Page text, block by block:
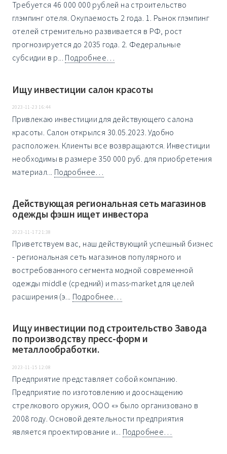
Требуется 46 000 000 рублей на строительство
глэмпинг отеля. Окупаемость 2 года. 1. Рынок глэмпинг
отелей стремительно развивается в РФ, рост
прогнозируется до 2035 года. 2. Федеральные
субсидии в р... Подробнее…
Ищу инвестиции салон красоты
2023-11-23 16:44
Привлекаю инвестиции для действующего салона
красоты. Салон открылся 30.05.2023. Удобно
расположен. Клиенты все возвращаются. Инвестиции
необходимы в размере 350 000 руб. для приобретения
материал... Подробнее…
Действующая региональная сеть магазинов
одежды фэшн ищет инвестора
2023-11-17 21:38
Приветствуем вас, наш действующий успешный бизнес
- региональная сеть магазинов популярного и
востребованного сегмента модной современной
одежды middle (средний) и mass-market для целей
расширения (э... Подробнее…
Ищу инвестиции под строительство Завода
по производству пресс-форм и
металлообработки.
2023-11-15 12:08
Предприятие представляет собой компанию.
Предприятие по изготовлению и дооснащению
стрелкового оружия, ООО «» было организовано в
2008 году. Основой деятельности предприятия
является проектирование и... Подробнее…